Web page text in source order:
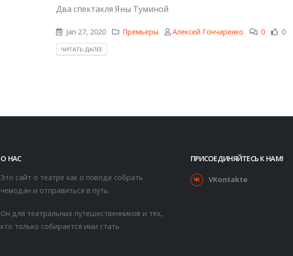
Два спектакля Яны Туминой
Jan 27, 2020 Премьеры Алексей Гончаренко 0 0
ЧИТАТЬ ДАЛЕЕ
О НАС
Это сайт о театре как о поводе собрать
чемодан и отправиться в путь.
Он для театральных путешественников и тех,
кто только собирается ими стать.
ПРИСОЕДИНЯЙТЕСЬ К НАМ!
VKontakte